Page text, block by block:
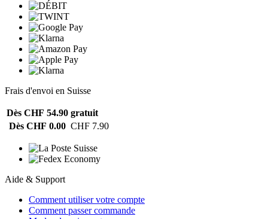
Frais d'envoi en Suisse
Dès CHF 54.90 gratuit
Dès CHF 0.00 CHF 7.90
Aide & Support
Comment utiliser votre compte
Comment passer commande